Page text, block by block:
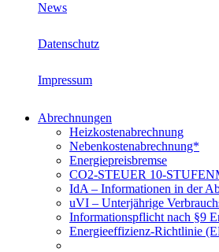
News
Datenschutz
Impressum
Abrechnungen
Heizkostenabrechnung
Nebenkostenabrechnung*
Energiepreisbremse
CO2-STEUER 10-
IdA – Informationen in der
uVI – Unterjährige
Informationspflicht nach §9
Energieeffizienz-Richtlinie